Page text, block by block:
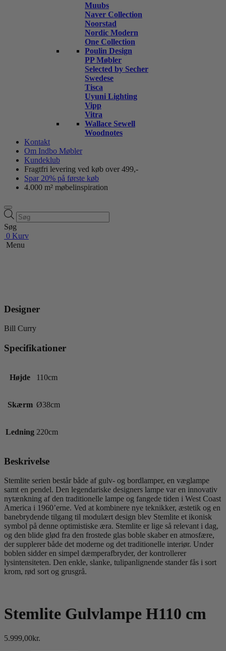
Muubs
Naver Collection
Noorstad
Nordic Modern
One Collection
Poulin Design
PP Møbler
Selected by Secher
Swedese
Tisca
Uyuni Lighting
Vipp
Vitra
Wallace Sewell
Woodnotes
Kontakt
Om Indbo Møbler
Kundeklub
Fragtfri levering ved køb over 499,-
Spar 20% på første køb
4.000 m² møbelinspiration
Products
search
Søg
0 Kurv
Menu
Designer
Bill Curry
Specifikationer
Højde 110cm
Skærm Ø38cm
Ledning 220cm
Beskrivelse
Stemlite serien består både af gulv- og bordlamper, en væglampe
samt en pendel. Den legendariske designers lampe var en innovativ
nytænkning af den traditionelle lampe og fangede tiden i West Coast
America i 1960’erne. Ved at kombinere nye teknikker, æstetik og en
banebrydende tilgang til modulært design blev Stemlite et ikonisk
symbol på denne optimistiske æra. Stemlite er lige så relevant i dag,
og den blide glød fra den frostede glas boble skaber en atmosfære,
der supplerer både det moderne og det traditionelle interiør. Under
boblen sidder en simpel dæmperafbryder, der kontrollerer
lysintensiteten. Den enkle, slanke, tulipanlignende stander fås i sort
krom, rød sort og grusgrå.
Stemlite Gulvlampe H110 cm
5.999,00kr.